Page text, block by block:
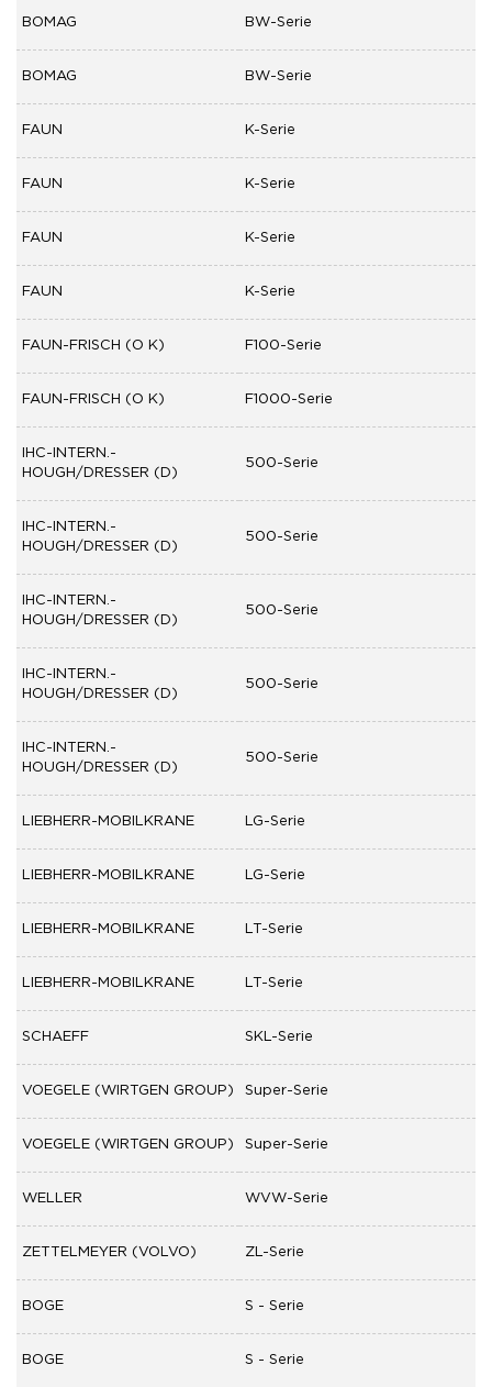
BOMAG BW-Serie
BOMAG BW-Serie
FAUN K-Serie
FAUN K-Serie
FAUN K-Serie
FAUN K-Serie
FAUN-FRISCH (O K) F100-Serie
FAUN-FRISCH (O K) F1000-Serie
IHC-INTERN.-
HOUGH/DRESSER (D)
500-Serie
IHC-INTERN.-
HOUGH/DRESSER (D)
500-Serie
IHC-INTERN.-
HOUGH/DRESSER (D)
500-Serie
IHC-INTERN.-
HOUGH/DRESSER (D)
500-Serie
IHC-INTERN.-
HOUGH/DRESSER (D)
500-Serie
LIEBHERR-MOBILKRANE LG-Serie
LIEBHERR-MOBILKRANE LG-Serie
LIEBHERR-MOBILKRANE LT-Serie
LIEBHERR-MOBILKRANE LT-Serie
SCHAEFF SKL-Serie
VOEGELE (WIRTGEN GROUP) Super-Serie
VOEGELE (WIRTGEN GROUP) Super-Serie
WELLER WVW-Serie
ZETTELMEYER (VOLVO) ZL-Serie
BOGE S - Serie
BOGE S - Serie